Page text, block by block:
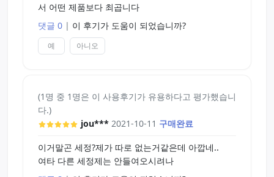
서 어떤 제품보다 최곱니다
댓글 0 | 이 후기가 도움이 되었습니까?
예 아니오
(1명 중 1명은 이 사용후기가 유용하다고 평가했습니
다.)
jou*** 2021-10-11 구매완료
이거말곤 세정?제가 따로 없는거같은데 아깝네..
여타 다른 세정제는 안들여오시려나